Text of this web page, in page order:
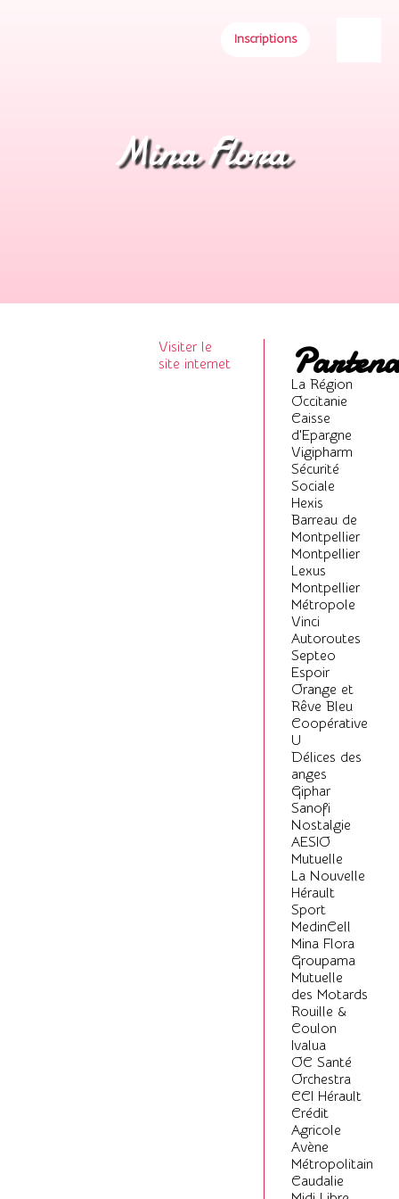
Mina Flora
Visiter le
site internet
La Région
Occitanie
Caisse
d'Epargne
Vigipharm
Sécurité
Sociale
Hexis
Barreau de
Montpellier
Montpellier
Lexus
Montpellier
Métropole
Vinci
Autoroutes
Septeo
Espoir
Orange et
Rêve Bleu
Coopérative
U
Délices des
anges
Giphar
Sanofi
Nostalgie
AESIO
Mutuelle
La Nouvelle
Hérault
Sport
MedinCell
Mina Flora
Groupama
Mutuelle
des Motards
Rouille &
Coulon
Ivalua
OC Santé
Orchestra
CCI Hérault
Crédit
Agricole
Avène
Métropolitain
Caudalie
Inscriptions